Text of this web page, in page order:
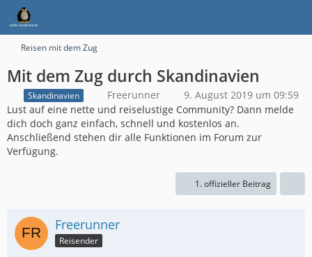
Reisen mit dem Zug
Mit dem Zug durch Skandinavien
Skandinavien Freerunner
9. August 2019 um 09:59
Lust auf eine nette und reiselustige Community? Dann melde
dich doch ganz einfach, schnell und kostenlos an.
Anschließend stehen dir alle Funktionen im Forum zur
Verfügung.
1. offizieller Beitrag
Freerunner
Reisender